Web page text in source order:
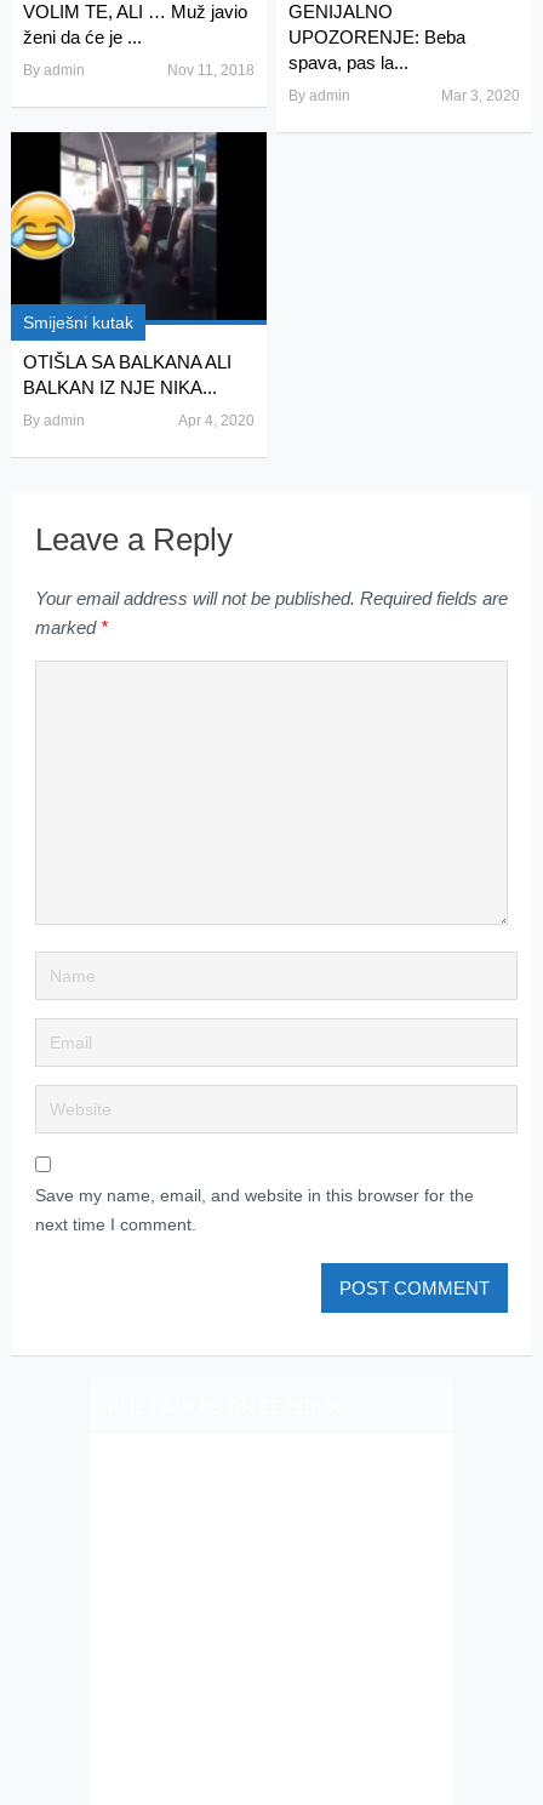
VOLIM TE, ALI … Muž javio
ženi da će je ...
By admin Nov 11, 2018
GENIJALNO
UPOZORENJE: Beba
spava, pas la...
Byadmin Mar 3, 2020
Smiješni kutak
OTIŠLA SA BALKANA ALI
BALKAN IZ NJE NIKA...
By admin Apr 4, 2020
Leave a Reply
Your email address will not be published. Required fields are
marked *
Save my name, email, and website in this browser for the
next time I comment.